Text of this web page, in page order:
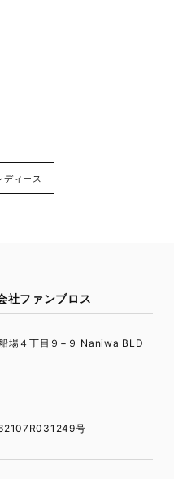
ディース
社ファンブロス
場４丁目９−９ Naniwa BLD
号